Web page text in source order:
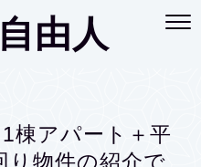
由人
棟アパート＋平
り物件の紹介で